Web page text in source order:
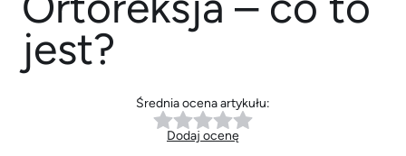
jest?
Średnia ocena artykułu:
Dodaj ocenę